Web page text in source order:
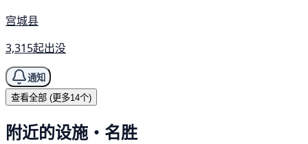
宫城县
3,315起出没
通知
查看全部 (更多14个)
附近的设施・名胜